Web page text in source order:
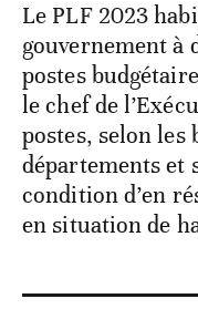
Le PLF 2023
gouvernement à
postes
le chef de
postes, selon
départements et
condition d’en
en situation de